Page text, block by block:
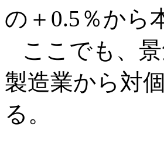
の＋0.5％から
ここでも、
製造業から対
る。